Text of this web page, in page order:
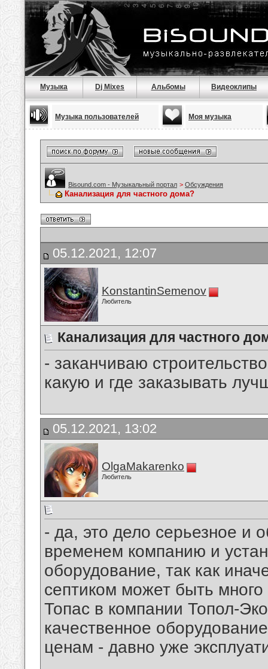
Музыка Dj Mixes Альбомы Видеоклипы
Музыка пользователей Моя музыка
Bisound.com - Музыкальный портал > Обсуждения
Канализация для частного дома?
05.12.2021, 12:07
KonstantinSemenov
Любитель
Канализация для частного
- заканчиваю
какую и где заказывать
05.12.2021, 13:02
OlgaMakarenko
Любитель
- да, это дело серьезное и
временем компанию и
оборудование, так как
септиком может быть
Топас в компании Топол-
качественное
ценам - давно уже